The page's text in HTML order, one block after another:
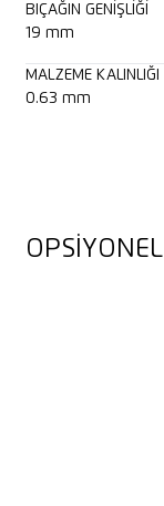
BIÇAĞIN GENIŞLIĞI
19 mm
MALZEME KALINLIĞI
0.63 mm
OPSIYONEL